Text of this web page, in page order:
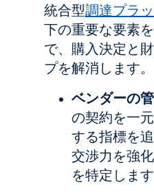
統合型調達プラ
下の重要な要素
で、購入決定と
プを解消します。
ベンダーの
の契約を一
する指標を
交渉力を強
を特定します